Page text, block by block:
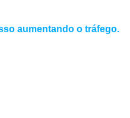
aumentando o tráfego.